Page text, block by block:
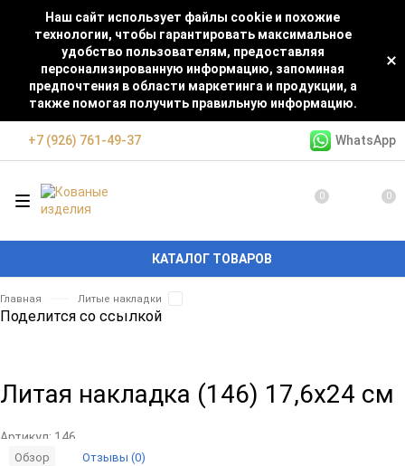
Наш сайт использует файлы cookie и похожие
технологии, чтобы гарантировать максимальное
удобство пользователям, предоставляя
персонализированную информацию, запоминая
предпочтения в области маркетинга и продукции, а
также помогая получить правильную информацию.
+7 (926) 761-49-37 WhatsApp
КАТАЛОГ ТОВАРОВ
0 0
Главная Литые накладки
Поделится со ссылкой
Литая накладка (146) 17,6x24 см
Артикул: 146
Обзор Отзывы (0)